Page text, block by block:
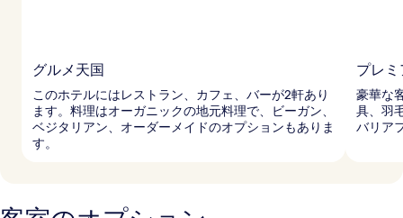
グルメ天国
このホテルにはレストラン、カフェ、バーが2軒あり
ます。料理はオーガニックの地元料理で、ビーガン、
ベジタリアン、オーダーメイドのオプションもありま
す。
プレ
豪華な
具、羽
バリア